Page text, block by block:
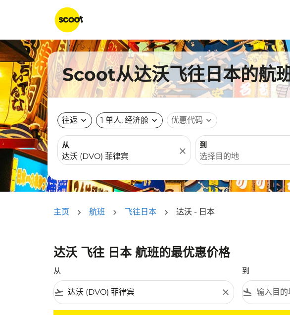
Scoot从达沃飞往日本的航
往返 expand_more 1 单人, 经济舱 expand_more 优惠代码 expand_more
从
close
到
主页 航班 飞往日本 达沃 - 日本
达沃 飞往 日本 航班的最优惠价格
从
flight_takeoff close
到
flight_land